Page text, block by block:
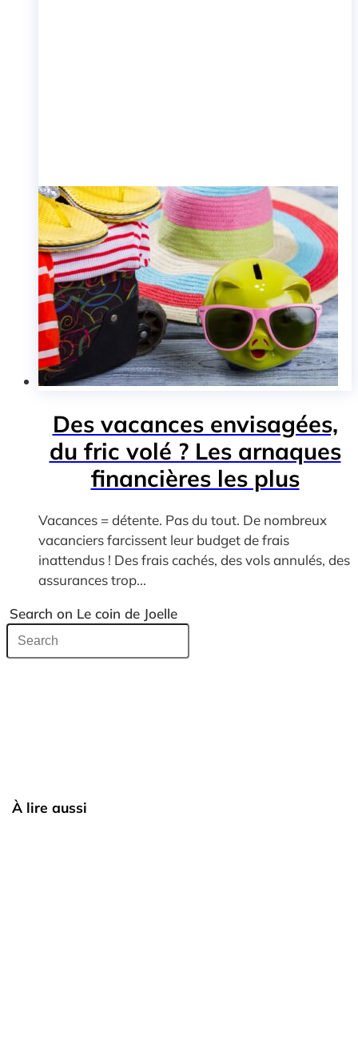
Des vacances envisagées,
du fric volé ? Les arnaques
financières les plus
Vacances = détente. Pas du tout. De nombreux
vacanciers farcissent leur budget de frais
inattendus ! Des frais cachés, des vols annulés, des
assurances trop...
Search on Le coin de Joelle
À lire aussi